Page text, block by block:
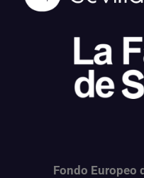
Fondo Europeo